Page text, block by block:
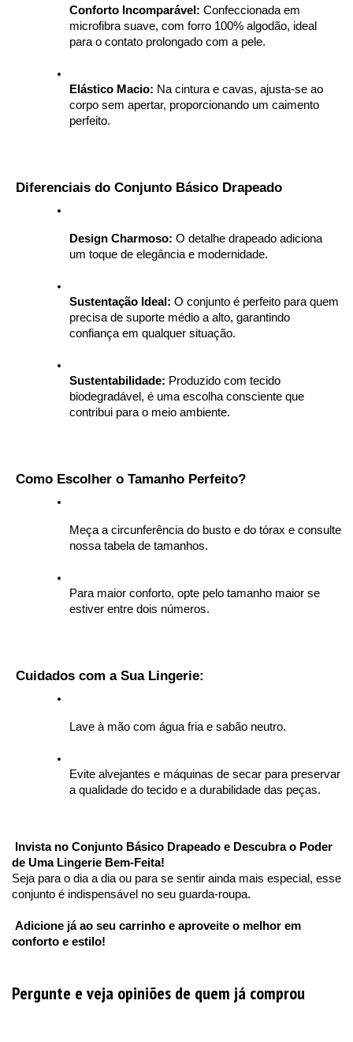
Conforto Incomparável: Confeccionada em
microfibra suave, com forro 100% algodão, ideal
para o contato prolongado com a pele.
Elástico Macio: Na cintura e cavas, ajusta-se ao
corpo sem apertar, proporcionando um caimento
perfeito.
Diferenciais do Conjunto Básico Drapeado
Design Charmoso: O detalhe drapeado adiciona
um toque de elegância e modernidade.
Sustentação Ideal: O conjunto é perfeito para quem
precisa de suporte médio a alto, garantindo
confiança em qualquer situação.
Sustentabilidade: Produzido com tecido
biodegradável, é uma escolha consciente que
contribui para o meio ambiente.
Como Escolher o Tamanho Perfeito?
Meça a circunferência do busto e do tórax e consulte
nossa tabela de tamanhos.
Para maior conforto, opte pelo tamanho maior se
estiver entre dois números.
Cuidados com a Sua Lingerie:
Lave à mão com água fria e sabão neutro.
Evite alvejantes e máquinas de secar para preservar
a qualidade do tecido e a durabilidade das peças.
Invista no Conjunto Básico Drapeado e Descubra o Poder
de Uma Lingerie Bem-Feita!
Seja para o dia a dia ou para se sentir ainda mais especial, esse
conjunto é indispensável no seu guarda-roupa.
Adicione já ao seu carrinho e aproveite o melhor em
conforto e estilo!
Pergunte e veja opiniões de quem já comprou